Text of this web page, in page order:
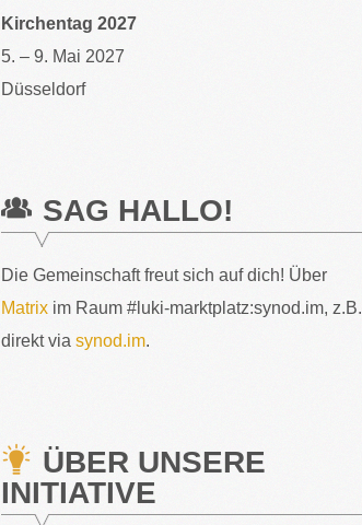
Kirchentag 2027
5. – 9. Mai 2027
Düsseldorf
SAG HALLO!
Die Gemeinschaft freut sich auf dich! Über
Matrix im Raum #luki-marktplatz:synod.im, z.B.
direkt viasynod.im.
ÜBER UNSERE
INITIATIVE